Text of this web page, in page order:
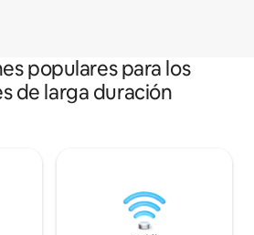
populares para los
de larga duración